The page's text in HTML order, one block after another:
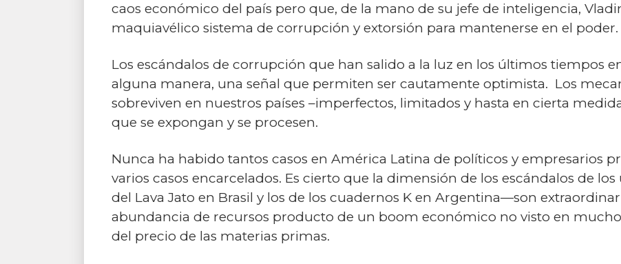
caos económico del país pero que, de la mano de su jefe de inteligencia,
maquiavélico sistema de corrupción y extorsión para mantenerse en el poder.
Los escándalos de corrupción que han salido a la luz en los últimos tiempos
alguna manera, una señal que permiten ser cautamente optimista. Los
sobreviven en nuestros países –imperfectos, limitados y hasta en cierta
que se expongan y se procesen.
Nunca ha habido tantos casos en América Latina de políticos y empresarios
varios casos encarcelados. Es cierto que la dimensión de los escándalos de
del Lava Jato en Brasil y los de los cuadernos K en Argentina—son
abundancia de recursos producto de un boom económico no visto en
del precio de las materias primas.